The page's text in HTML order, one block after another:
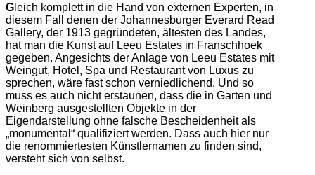
G leich komplett in die Hand von externen Experten, in
diesem Fall denen der Johannesburger Everard Read
Gallery, der 1913 gegründeten, ältesten des Landes,
hat man die Kunst auf Leeu Estates in Franschhoek
gegeben. Angesichts der Anlage von Leeu Estates mit
Weingut, Hotel, Spa und Restaurant von Luxus zu
sprechen, wäre fast schon verniedlichend. Und so
muss es auch nicht erstaunen, dass die in Garten und
Weinberg ausgestellten Objekte in der
Eigendarstellung ohne falsche Bescheidenheit als
„monumental“ qualifiziert werden. Dass auch hier nur
die renommiertesten Künstlernamen zu finden sind,
versteht sich von selbst.